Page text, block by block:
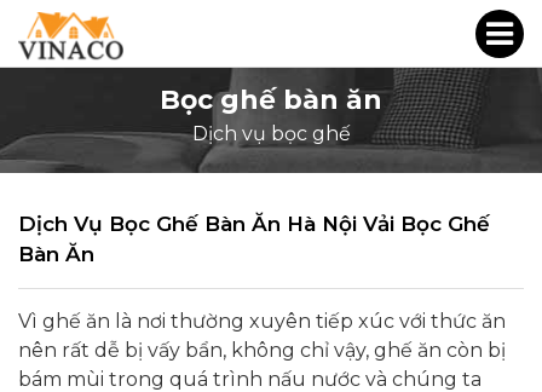
Bọc ghế bàn ăn
Dịch vụ bọc ghế
Dịch Vụ Bọc Ghế Bàn Ăn Hà Nội Vải Bọc Ghế
Bàn Ăn
Vì ghế ăn là nơi thường xuyên tiếp xúc với thức ăn
nên rất dễ bị vấy bẩn, không chỉ vậy, ghế ăn còn bị
bám mùi trong quá trình nấu nước và chúng ta